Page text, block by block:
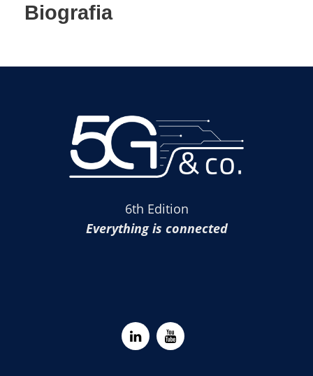
Biografia
6th Edition
Everything is connected